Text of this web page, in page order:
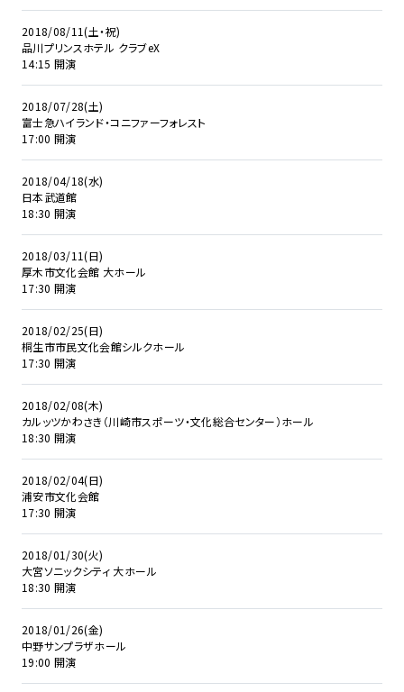
2018/08/11(土・祝)
品川プリンスホテル クラブeX
14:15 開演
2018/07/28(土)
富士急ハイランド・コニファーフォレスト
17:00 開演
2018/04/18(水)
日本武道館
18:30 開演
2018/03/11(日)
厚木市文化会館 大ホール
17:30 開演
2018/02/25(日)
桐生市市民文化会館シルクホール
17:30 開演
2018/02/08(木)
カルッツかわさき（川崎市スポーツ・文化総合センター）ホール
18:30 開演
2018/02/04(日)
浦安市文化会館
17:30 開演
2018/01/30(火)
大宮ソニックシティ 大ホール
18:30 開演
2018/01/26(金)
中野サンプラザホール
19:00 開演